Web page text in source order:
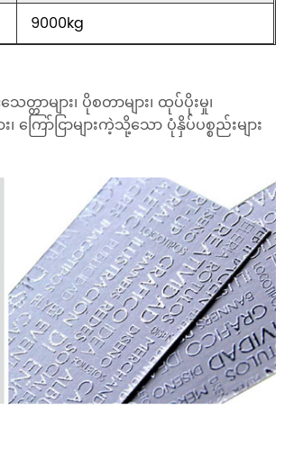
9000kg
တာများ၊ ပိုစတာများ၊ ထုပ်ပိုးမှု၊
ာ်ငြာများကဲ့သို့သော ပုံနှိပ်ပစ္စည်းများ